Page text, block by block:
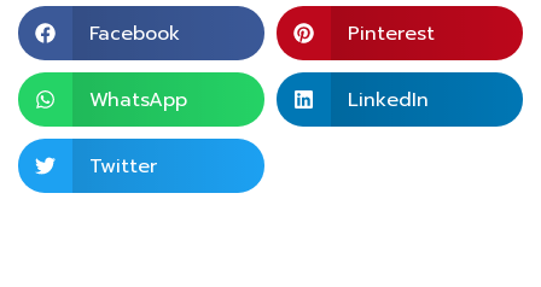
Facebook Pinterest
WhatsApp LinkedIn
Twitter